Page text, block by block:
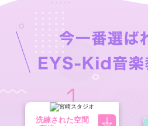
1
洗練された空間